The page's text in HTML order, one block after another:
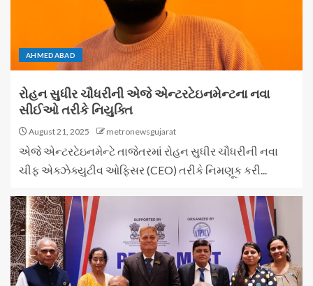
AHMEDABAD
રોહન સુધીર ચૌધરીની એજે એન્ટરટેઇનમેન્ટના નવા
સીઈઓ તરીકે નિયુક્તિ
August 21, 2025 metronewsgujarat
એજે એન્ટરટેઇનમેન્ટે તાજેતરમાં રોહન સુધીર ચૌધરીની નવા
ચીફ એક્ઝેક્યુટીવ ઓફિસર (CEO) તરીકે નિમણૂક કરી...